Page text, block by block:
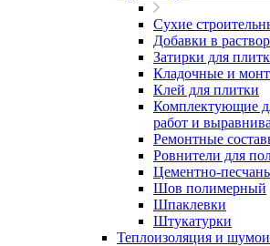
Сухие
Добавки в
Затирки для
Кладочные и
Клей для плитки
Комплектующие
работ и
Ремонтные
Ровнители для
Цементно-
Шов полимерный
Шпаклевки
Штукатурки
Теплоизоляция и